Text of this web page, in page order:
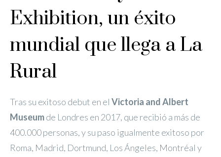
Exhibition, un éxito
mundial que llega a La
Rural
Tras su exitoso debut en el Victoria and Albert
Museumde Londres en 2017, que recibió a más de
400.000 personas, y su paso igualmente exitoso por
Roma, Madrid, Dortmund, Los Ángeles, Montréal y